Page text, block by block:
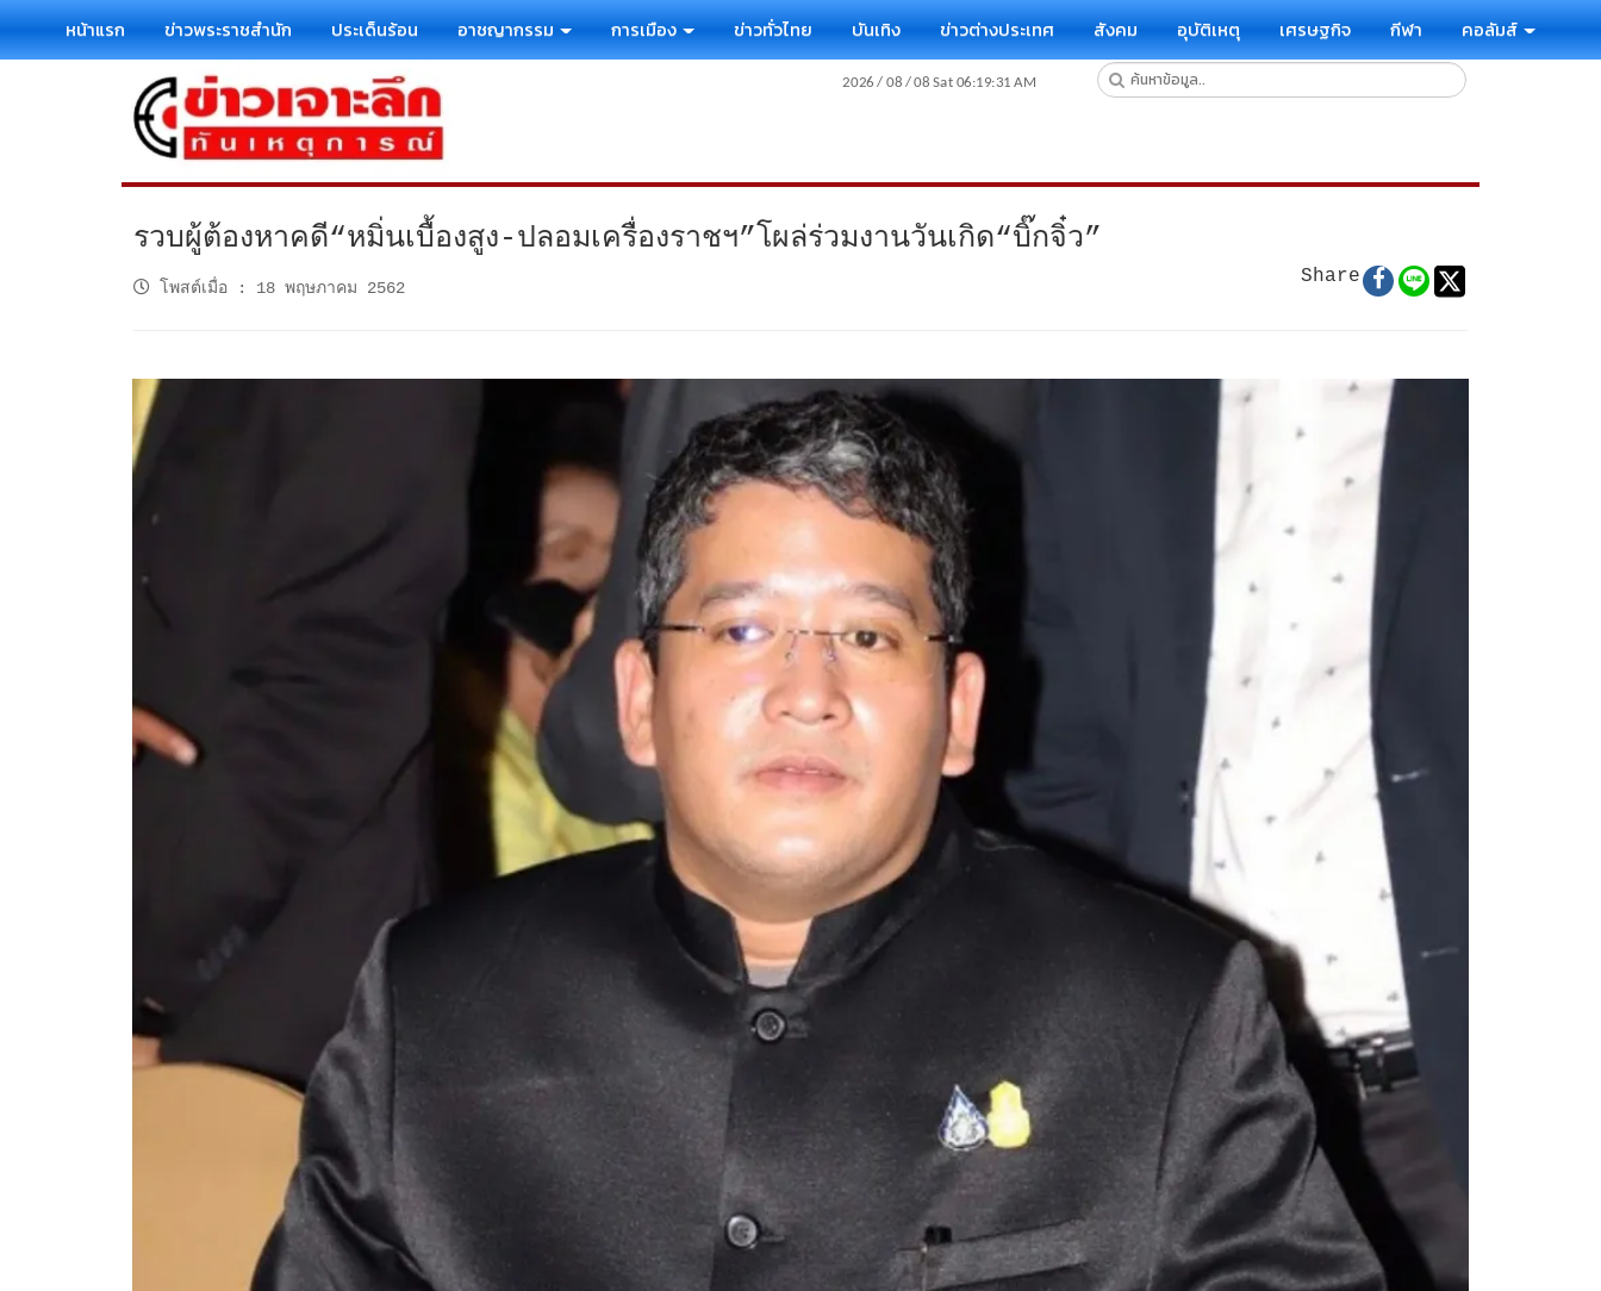
หน้าแรก ข่าวพระราชสำนัก ประเด็นร้อน อาชญากรรม การเมือง ข่าวทั่วไทย บันเทิง ข่าวต่างประเทศ สังคม อุบัติเหตุ เศรษฐกิจ กีฬา คอลัมส์
รวบผู้ต้องหาคดี“หมิ่นเบื้องสูง-ปลอมเครื่องราชฯ”โผล่ร่วมงานวันเกิด“บิ๊กจิ๋ว”
โพสต์เมื่อ : 18 พฤษภาคม 2562
Share